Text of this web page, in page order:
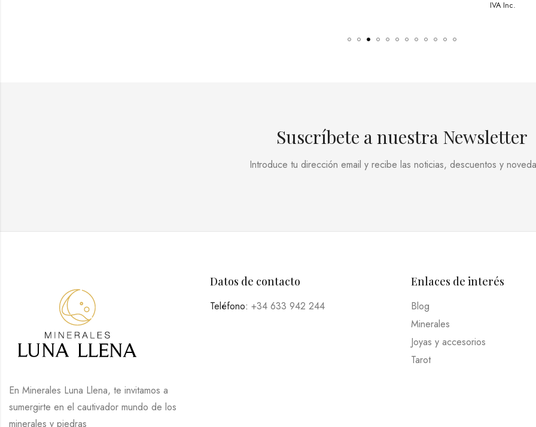
Suscríbete a nuestra Newsletter
Introduce tu dirección email y recibe las noticias, descuentos y
En Minerales Luna Llena, te invitamos a
sumergirte en el cautivador mundo de los
minerales y piedras
Datos de contacto
Teléfono: +34 633 942 244
Enlaces de interés
Blog
Minerales
Joyas y accesorios
Tarot